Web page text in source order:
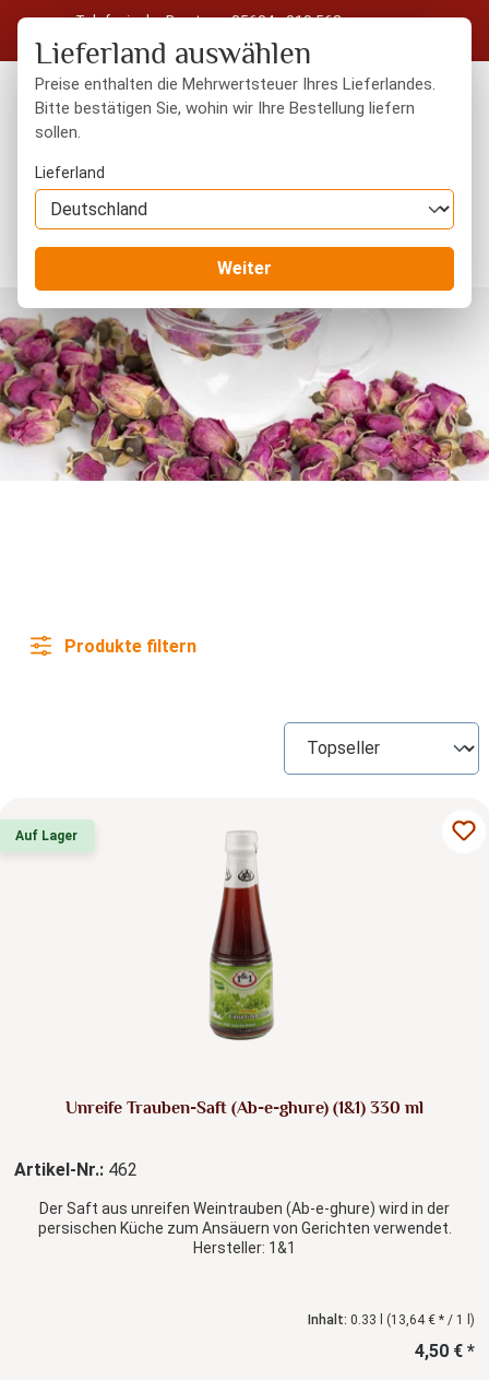
Zum Hauptinhalt springen
Telefonische Beratung: 05604 - 919 563
Kostenloser Versand in Deutschland ab 50 € Warenwert
Produkte filtern
Auf Lager
Unreife Trauben-Saft (Ab-e-ghure) (1&1) 330 ml
Artikel-Nr.: 462
Der Saft aus unreifen Weintrauben (Ab-e-ghure) wird in der
persischen Küche zum Ansäuern von Gerichten verwendet.
Hersteller: 1&1
Inhalt: 0.33 l (13,64 € * / 1 l)
4,50 € *
Lieferland auswählen
Preise enthalten die Mehrwertsteuer Ihres Lieferlandes.
Bitte bestätigen Sie, wohin wir Ihre Bestellung liefern
sollen.
Lieferland
Weiter